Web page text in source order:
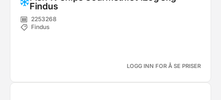
Findus
2253268
Findus
LOGG INN FOR Å SE PRISER